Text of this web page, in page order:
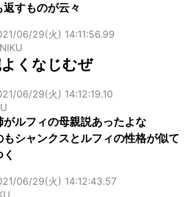
すものが云々
06/29(火) 14:11:56.99
くなじむぜ
06/29(火) 14:12:19.10
がルフィの母親説あったよな
もシャンクスとルフィの性格が似て
06/29(火) 14:12:43.57